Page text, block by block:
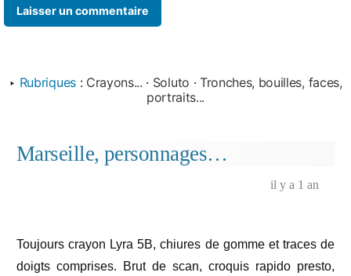
‣ Rubriques : Crayons... · Soluto · Tronches, bouilles, faces,
portraits...
Marseille, personnages…
il y a 1 an
Toujours crayon Lyra 5B, chiures de gomme et traces de
doigts comprises. Brut de scan, croquis rapido presto,